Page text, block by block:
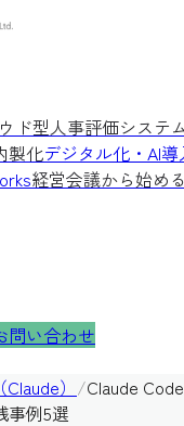
ド型人事評価システ
製化デジタル化・AI
経営会議から始め
問い合わせ
） /Claude
事例5選